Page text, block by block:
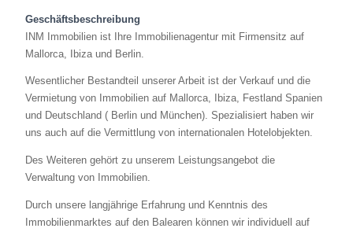
Geschäftsbeschreibung
INM Immobilien ist Ihre Immobilienagentur mit Firmensitz auf
Mallorca, Ibiza und Berlin.
Wesentlicher Bestandteil unserer Arbeit ist der Verkauf und die
Vermietung von Immobilien auf Mallorca, Ibiza, Festland Spanien
und Deutschland ( Berlin und München). Spezialisiert haben wir
uns auch auf die Vermittlung von internationalen Hotelobjekten.
Des Weiteren gehört zu unserem Leistungsangebot die
Verwaltung von Immobilien.
Durch unsere langjährige Erfahrung und Kenntnis des
Immobilienmarktes auf den Balearen können wir individuell auf